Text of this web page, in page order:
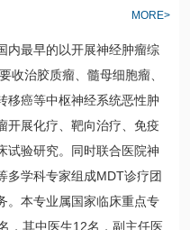
MORE>
内最早的以开展神经肿瘤综
收治胶质瘤、髓母细胞瘤、
移癌等中枢神经系统恶性肿
开展化疗、靶向治疗、免疫
试验研究。同时联合医院神
多学科专家组成MDT诊疗团
。本专业属国家临床重点专
，其中医生12名，副主任医